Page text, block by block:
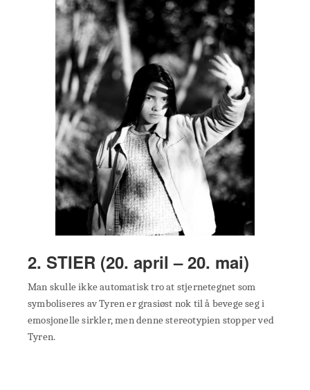
2. STIER (20. april – 20. mai)
Man skulle ikke automatisk tro at stjernetegnet som
symboliseres av Tyren er grasiøst nok til å bevege seg i
emosjonelle sirkler, men denne stereotypien stopper ved
Tyren.